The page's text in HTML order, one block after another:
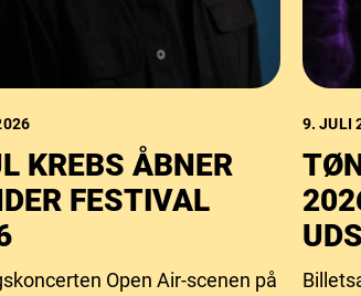
KREBS ÅBNER
FESTIVAL
Open Air-scenen på
9. JULI